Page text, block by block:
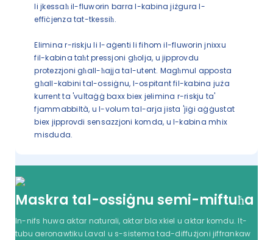
li jkessaħ il-fluworin barra l-kabina jiżgura l-
effiċjenza tat-tkessiħ.
Elimina r-riskju li l-aġenti li fihom il-fluworin jnixxu
fil-kabina taħt pressjoni għolja, u jipprovdu
protezzjoni għall-ħajja tal-utent. Magħmul apposta
għall-kabini tal-ossiġnu, l-ospitant fil-kabina juża
kurrent ta 'vultaġġ baxx biex jelimina r-riskju ta'
fjammabbiltà, u l-volum tal-arja jista 'jiġi aġġustat
biex jipprovdi sensazzjoni komda, u l-kabina mhix
misduda.
Maskra tal-ossiġnu semi-miftuħa
In-nifs huwa aktar naturali, aktar bla xkiel u aktar komdu. It-
tubu aeronawtiku Laval u s-sistema tad-diffużjoni jiffrankaw